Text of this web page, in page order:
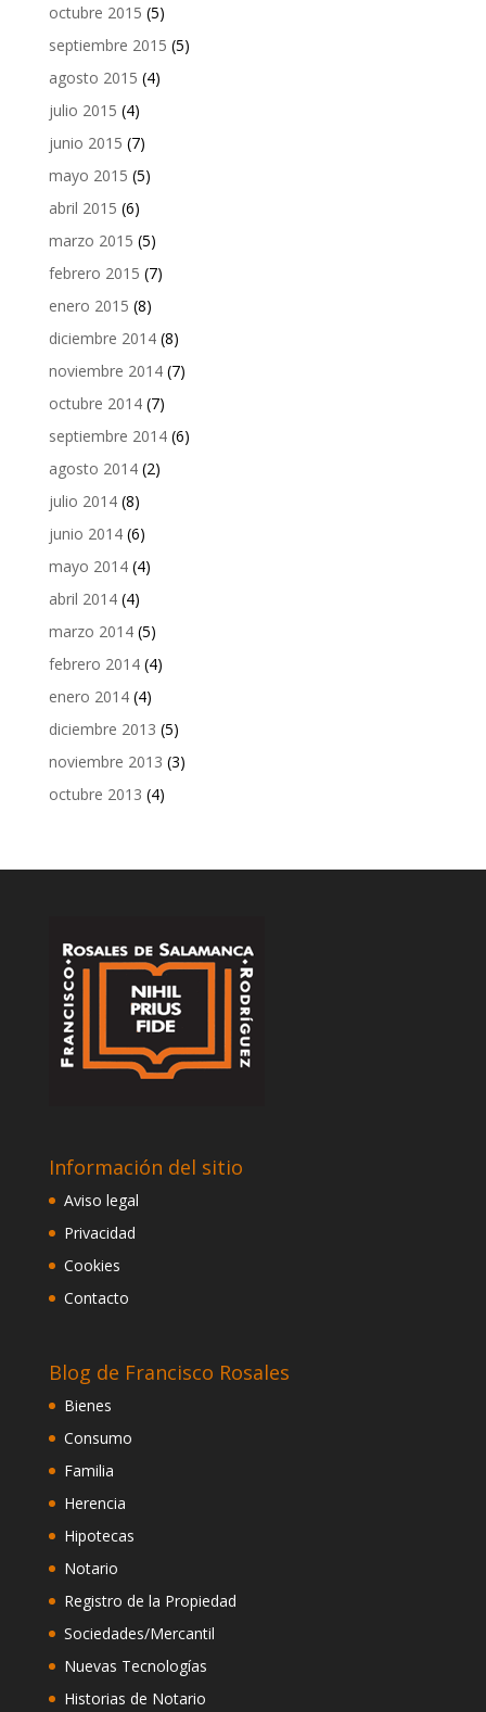
octubre 2015 (5)
septiembre 2015 (5)
agosto 2015 (4)
julio 2015 (4)
junio 2015 (7)
mayo 2015 (5)
abril 2015 (6)
marzo 2015 (5)
febrero 2015 (7)
enero 2015 (8)
diciembre 2014(8)
noviembre 2014(7)
octubre 2014(7)
septiembre 2014(6)
agosto 2014(2)
julio 2014(8)
junio 2014(6)
mayo 2014(4)
abril 2014(4)
marzo 2014(5)
febrero 2014(4)
enero 2014(4)
diciembre 2013 (5)
noviembre 2013 (3)
octubre 2013 (4)
Información del sitio
Aviso legal
Privacidad
Cookies
Contacto
Blog de Francisco Rosales
Bienes
Consumo
Familia
Herencia
Hipotecas
Notario
Registro de la Propiedad
Sociedades/Mercantil
Nuevas Tecnologías
Historias de Notario